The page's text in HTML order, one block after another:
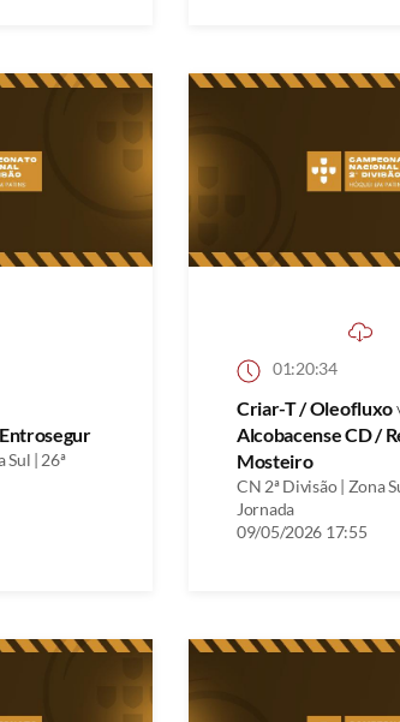
Sul | 26ª
01:20:34
Criar-T / Oleofluxo
Alcobacense CD /
Mosteiro
CN 2ª Divisão | Zona
Jornada
09/05/2026 17:55